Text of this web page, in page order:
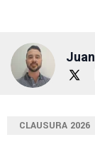
CLAUSURA 2026